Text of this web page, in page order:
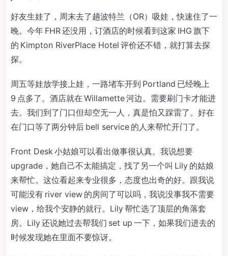
好友生娃了，周末去了趟波特兰（OR）吸娃，快速住了一
晚。今年 FHR 还没用，订酒店的时候看到这家 IHG 旗下
的 Kimpton RiverPlace Hotel 评价还不错，就打算去探
探。
周五等娃放学接上娃，一路堵车开到 Portland 已经晚上
9 点多了。酒店就在 Willamette 河边。需要刷门卡才能进
去。我们到了门口但却空无一人，真是怕又踩雷了。好在
在门口等了两分钟后 bell service 的人来帮忙开门了。
Front Desk 小姑娘可以看出做事很认真。我说想要
upgrade，她自己不太能搞定，找了另一个叫 Lily 的姑娘
来帮忙。这位看起来专业很多，态度也出奇的好。跟我说
可能没有 river view 的房间了可以吗，我说没事我不需要
view，给我个安静的就行。Lily 帮忙选了顶层的角落套
房。Lily 还说她过去帮我们 set up 一下，如果我们进去的
时候发现她在里面不要惊讶。